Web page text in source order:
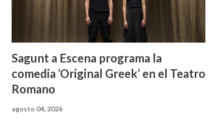
Sagunt a Escena programa la
comedia ‘Original Greek’ en el Teatro
Romano
agosto 04, 2026